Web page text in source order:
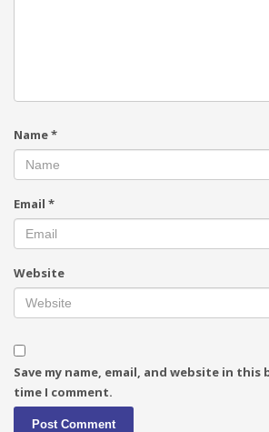
Name*
Email *
Website
Save my name, email, and website in
time I comment.